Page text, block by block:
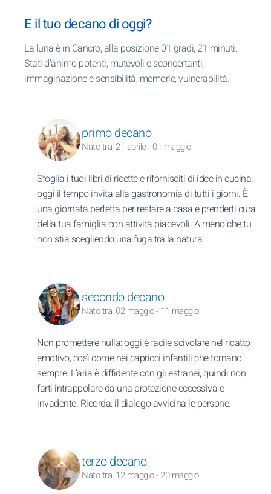
E il tuo decano di oggi?
La luna è in Cancro, alla posizione 01 gradi, 21 minuti:
Stati d'animo potenti, mutevoli e sconcertanti,
immaginazione e sensibilità, memorie, vulnerabilità.
primo decano
Nato tra: 21 aprile - 01 maggio
Sfoglia i tuoi libri di ricette e rifornisciti di idee in cucina:
oggi il tempo invita alla gastronomia di tutti i giorni. È
una giornata perfetta per restare a casa e prenderti cura
della tua famiglia con attività piacevoli. A meno che tu
non stia scegliendo una fuga tra la natura.
secondo decano
Nato tra: 02 maggio - 11 maggio
Non promettere nulla: oggi è facile scivolare nel ricatto
emotivo, così come nei capricci infantili che tornano
sempre. L’aria è diffidente con gli estranei, quindi non
farti intrappolare da una protezione eccessiva e
invadente. Ricorda: il dialogo avvicina le persone.
terzo decano
Nato tra: 12 maggio - 20 maggio